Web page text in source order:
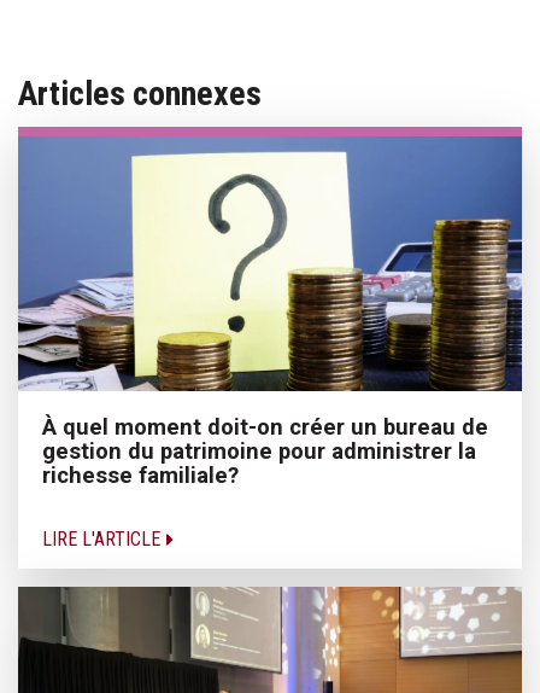
Articles connexes
À quel moment doit-on créer un bureau de
gestion du patrimoine pour administrer la
richesse familiale?
LIRE L'ARTICLE